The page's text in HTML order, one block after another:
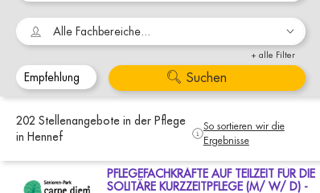
Alle Fachbereiche...
+ alle Filter
Suchen
202 Stellenangebote in der Pflege
in Hennef
So sortieren wir die
Ergebnisse
PFLEGEFACHKRÄFTE AUF TEILZEIT FÜR DIE
SOLITÄRE KURZZEITPFLEGE (M/ W/ D) -